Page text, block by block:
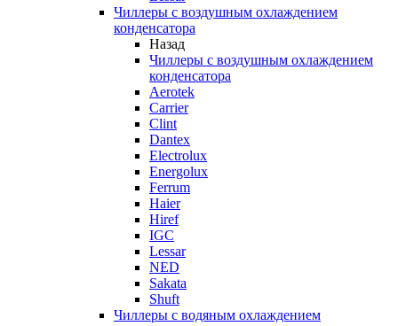
Чиллеры с воздушным охлаждением
конденсатора
Назад
Чиллеры с воздушным охлаждением
конденсатора
Aerotek
Carrier
Clint
Dantex
Electrolux
Energolux
Ferrum
Haier
Hiref
IGC
Lessar
NED
Sakata
Shuft
Чиллеры с водяным охлаждением